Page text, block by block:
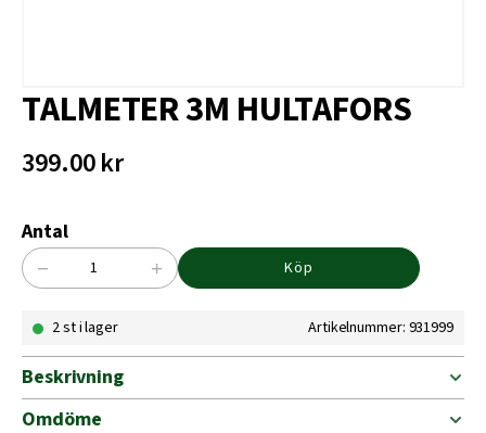
TALMETER 3M HULTAFORS
399.00kr
Antal
TALMETER
HULTAFORS
− + Köp
2 st i lager Artikelnummer: 931999
Beskrivning
Omdöme